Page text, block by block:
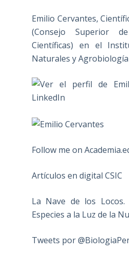
Emilio Cervantes,
(Consejo Superior
Científicas) en el
Naturales y Agrobiología
Follow me on
Artículos en digital CSIC
La Nave de los
Especies a la Luz de la
Tweets por